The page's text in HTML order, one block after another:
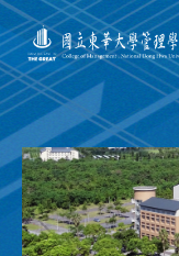
跳
到
主
要
內
容
區